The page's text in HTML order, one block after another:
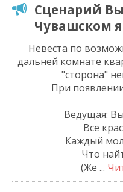
Сценарий
Чувашском
Невеста по
дальней комнате
"сторона"
При
Ведущая:
Все
Каждый
Что
(Же ...